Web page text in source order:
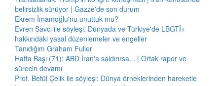
belirsizlik sürüyor | Gazze'de son durum
Ekrem İmamoğlu'nu unuttuk mu?
Evren Savcı ile söyleşi: Dünyada ve Türkiye'de LBGTİ+
hakkındaki yasal düzenlemeler ve engeller
Tanıdığım Graham Fuller
Hafta Başı (71): ABD İran'a saldırırsa... | Ortak rapor ve
sürecin devamı
Prof. Betül Çelik ile söyleşi: Dünya örneklerinden hareketle